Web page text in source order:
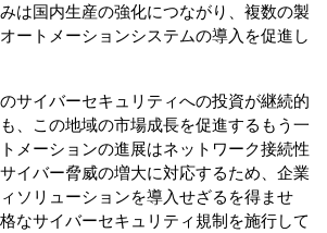
は国内生産の強化につながり、複数の製
ートメーションシステムの導入を促進し
サイバーセキュリティへの投資が継続的
、この地域の市場成長を促進するもう一
メーションの進展はネットワーク接続性
イバー脅威の増大に対応するため、企業
ソリューションを導入せざるを得ませ
なサイバーセキュリティ規制を施行して